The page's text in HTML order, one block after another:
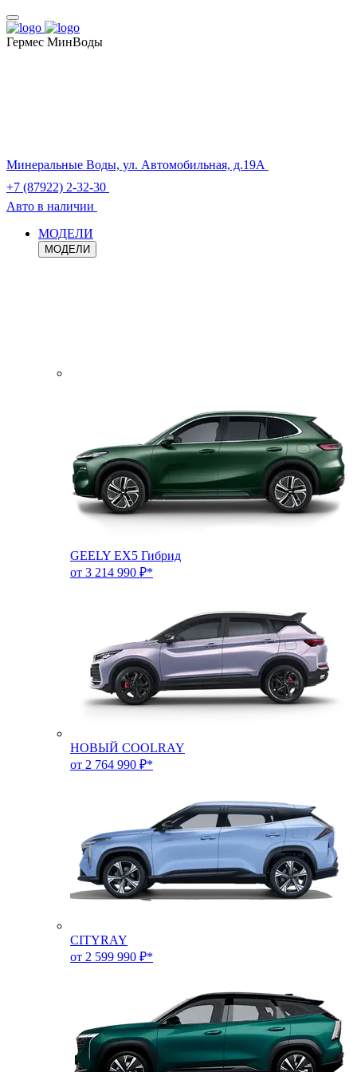
Гермес МинВоды
Минеральные Воды, ул. Автомобильная, д.19А
+7 (87922) 2-32-30
Авто в наличии
МОДЕЛИ
МОДЕЛИ
GEELY EX5 Гибрид
от 3 214 990 ₽*
НОВЫЙ COOLRAY
от 2 764 990 ₽*
CITYRAY
от 2 599 990 ₽*